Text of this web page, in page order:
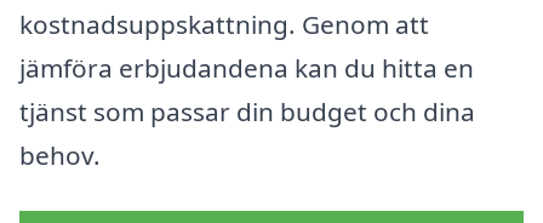
kostnadsuppskattning. Genom att
jämföra erbjudandena kan du hitta en
tjänst som passar din budget och dina
behov.